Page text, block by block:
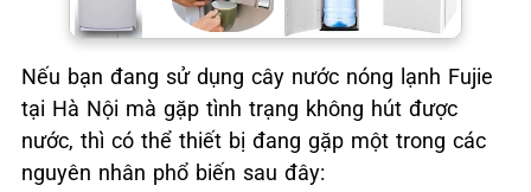
Nếu bạn đang sử dụng cây nước nóng lạnh Fujie
tại Hà Nội mà gặp tình trạng không hút được
nước, thì có thể thiết bị đang gặp một trong các
nguyên nhân phổ biến sau đây: